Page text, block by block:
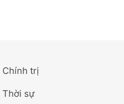
Chính trị
Thời sự